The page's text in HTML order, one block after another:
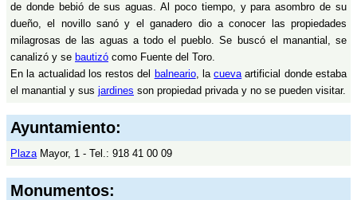
de donde bebió de sus aguas. Al poco tiempo, y para asombro de su
dueño, el novillo sanó y el ganadero dio a conocer las propiedades
milagrosas de las aguas a todo el pueblo. Se buscó el manantial, se
canalizó y se bautizó como Fuente del Toro.
En la actualidad los restos del
balneario, lacuevaartificial donde estaba
el manantial y sus jardines son propiedad privada y no se pueden visitar.
Ayuntamiento:
PlazaMayor, 1 - Tel.: 918 41 00 09
Monumentos: